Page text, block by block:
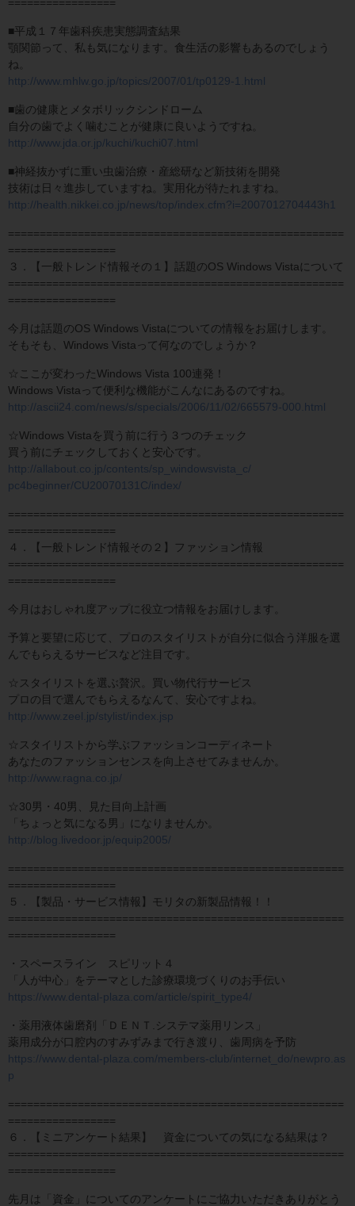
■平成１７年歯科疾患実態調査結果
顎関節って、私も気になります。食生活の影響もあるのでしょう
ね。
http://www.mhlw.go.jp/topics/2007/01/tp0129-1.html
■歯の健康とメタボリックシンドローム
自分の歯でよく噛むことが健康に良いようですね。
http://www.jda.or.jp/kuchi/kuchi07.html
■神経抜かずに重い虫歯治療・産総研など新技術を開発
技術は日々進歩していますね。実用化が待たれますね。
http://health.nikkei.co.jp/news/top/index.cfm?i=2007012704443h1
=====================================================
=================
３．【一般トレンド情報その１】話題のOS Windows Vistaについて
=====================================================
=================
今月は話題のOS Windows Vistaについての情報をお届けします。
そもそも、Windows Vistaって何なのでしょうか？
☆ここが変わったWindows Vista 100連発！
Windows Vistaって便利な機能がこんなにあるのですね。
http://ascii24.com/news/s/specials/2006/11/02/665579-000.html
☆Windows Vistaを買う前に行う３つのチェック
買う前にチェックしておくと安心です。
http://allabout.co.jp/contents/sp_windowsvista_c/
pc4beginner/CU20070131C/index/
=====================================================
=================
４．【一般トレンド情報その２】ファッション情報
=====================================================
=================
今月はおしゃれ度アップに役立つ情報をお届けします。
予算と要望に応じて、プロのスタイリストが自分に似合う洋服を選
んでもらえるサービスなど注目です。
☆スタイリストを選ぶ贅沢。買い物代行サービス
プロの目で選んでもらえるなんて、安心ですよね。
http://www.zeel.jp/stylist/index.jsp
☆スタイリストから学ぶファッションコーディネート
あなたのファッションセンスを向上させてみませんか。
http://www.ragna.co.jp/
☆30男・40男、見た目向上計画
「ちょっと気になる男」になりませんか。
http://blog.livedoor.jp/equip2005/
=====================================================
=================
５．【製品・サービス情報】モリタの新製品情報！！
=====================================================
=================
・スペースライン スピリット４
「人が中心」をテーマとした診療環境づくりのお手伝い
https://www.dental-plaza.com/article/spirit_type4/
・薬用液体歯磨剤「ＤＥＮＴ.システマ薬用リンス」
薬用成分が口腔内のすみずみまで行き渡り、歯周病を予防
https://www.dental-plaza.com/members-club/internet_do/newpro.as
p
=====================================================
=================
６．【ミニアンケート結果】 資金についての気になる結果は？
=====================================================
=================
先月は「資金」についてのアンケートにご協力いただきありがとう